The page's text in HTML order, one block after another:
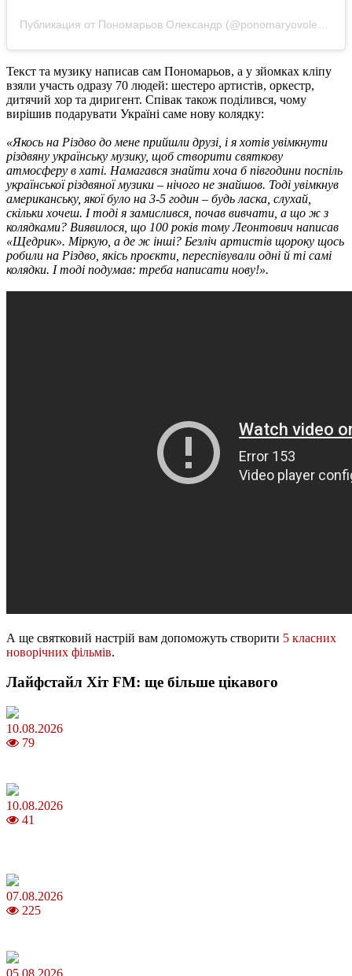
Текст та музику написав сам Пономарьов, а у зйомках кліпу
взяли участь одразу 70 людей: шестеро артистів, оркестр,
дитячий хор та диригент. Співак також поділився, чому
вирішив подарувати Україні саме нову колядку:
«Якось на Різдво до мене прийшли друзі, і я хотів увімкнути
різдвяну українську музику, щоб створити святкову
атмосферу в хаті. Намагався знайти хоча б півгодини поспіль
української різдвяної музики – нічого не знайшов. Тоді увімкнув
американську, якої було на 3-5 годин – будь ласка, слухай,
скільки хочеш. І тоді я замислився, почав вивчати, а що ж з
колядками? Виявилося, що 100 років тому Леонтович написав
«Щедрик». Міркую, а де ж інші? Безліч артистів щороку щось
робили на Різдво, якісь проєкти, переспівували одні й ті самі
колядки. І тоді подумав: треба написати нову!».
А ще святковий настрій вам допоможуть створити 5 класних
новорічних фільмів.
Лайфстайл Хіт FM: ще більше цікавого
10.08.2026
79
10.08.2026
41
07.08.2026
225
05.08.2026